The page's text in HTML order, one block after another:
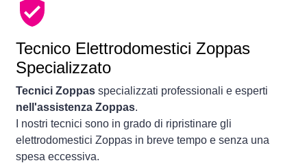
Tecnico Elettrodomestici Zoppas
Specializzato
Tecnici Zoppas specializzati professionali e esperti
nell'assistenza Zoppas.
I nostri tecnici sono in grado di ripristinare gli
elettrodomestici Zoppas in breve tempo e senza una
spesa eccessiva.